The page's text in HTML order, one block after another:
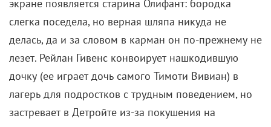
слегка поседела, но верная шляпа никуда не
делась, да и за словом в карман он по-прежнему не
лезет. Рейлан Гивенс конвоирует нашкодившую
дочку (ее играет дочь самого Тимоти Вивиан) в
лагерь для подростков с трудным поведением, но
застревает в Детройте из-за покушения на
местного судью, машину которого взорвали